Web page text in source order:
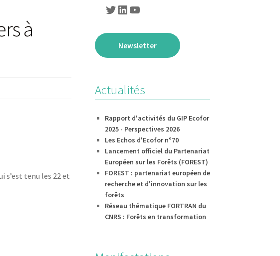
à
s’est tenu les 22 et
Twitter
LinkedIn
YouTube
Newsletter
Actualités
Rapport d'activités du GIP Ecofor
2025 - Perspectives 2026
Les Echos d'Ecofor n°70
Lancement officiel du Partenariat
Européen sur les Forêts (FOREST)
FOREST : partenariat européen de
recherche et d'innovation sur les
forêts
Réseau thématique FORTRAN du
CNRS : Forêts en transformation